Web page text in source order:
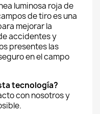
luminosa roja de
de tiro es una
mejorar la
accidentes y
presentes las
en el campo
tecnología?
con nosotros y